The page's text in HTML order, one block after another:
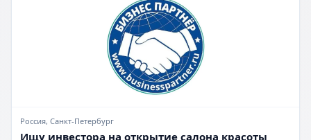
Россия, Санкт-Петербург
Ищу инвестора на открытие салона красоты